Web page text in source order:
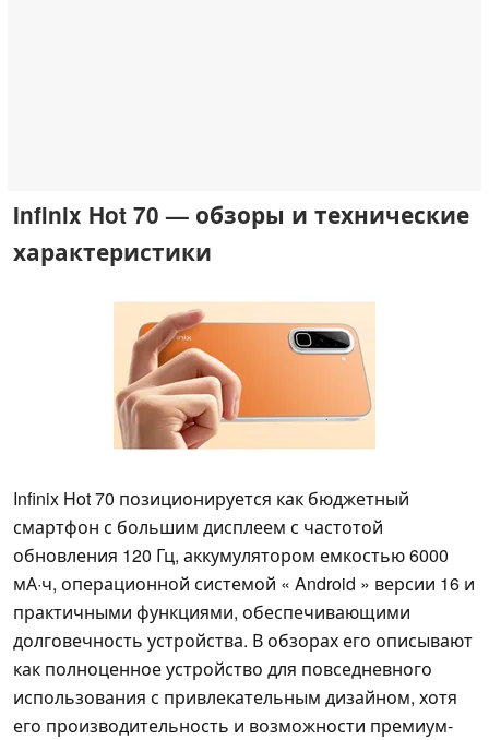
Infinix Hot 70 — обзоры и технические
характеристики
Infinix Hot 70 позиционируется как бюджетный
смартфон с большим дисплеем с частотой
обновления 120 Гц, аккумулятором емкостью 6000
мА·ч, операционной системой « Android » версии 16 и
практичными функциями, обеспечивающими
долговечность устройства. В обзорах его описывают
как полноценное устройство для повседневного
использования с привлекательным дизайном, хотя
его производительность и возможности премиум-